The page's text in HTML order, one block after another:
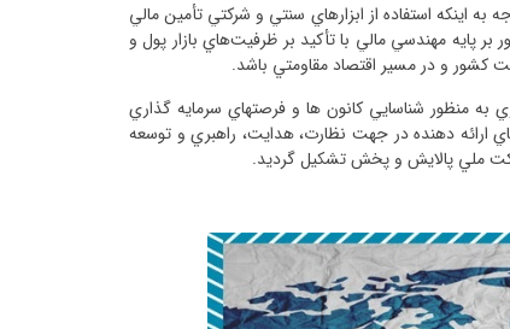
اينکه استفاده از ابزارهاي سنتي و شرکتي تأمين مالي
پايه‌ مهندسي مالي با تأکيد بر ظرفيت‌هاي بازار پول و
کشور و در مسير اقتصاد مقاومتي باشد.
به­ منظور شناسايي كانون­ ها و فرصت­هاي سرمايه­ گذاري
ارائه دهنده در جهت نظارت، هدايت، راهبري و توسعه
ملي پالايش و پخش تشکیل گردید.